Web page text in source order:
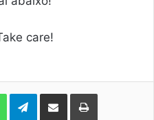
care!
WhatsAppTelegram
Compartilhar via e-mail Imprimir